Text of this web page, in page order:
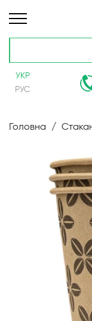
УКР
РУС
Головна
зображень